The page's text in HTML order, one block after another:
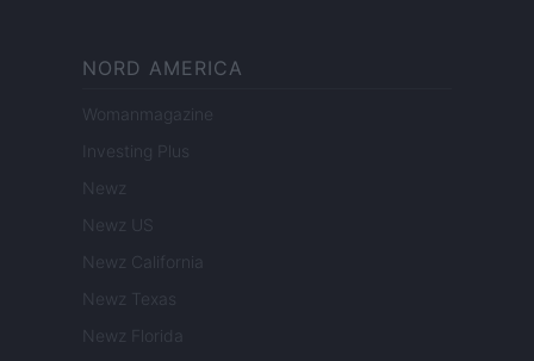
NORD AMERICA
Womanmagazine
Investing Plus
Newz
Newz US
Newz California
Newz Texas
Newz Florida